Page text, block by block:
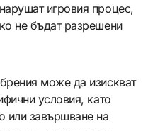
игровия процес,
не бъдат разрешени
може да изискват
условия, като
или завършване на